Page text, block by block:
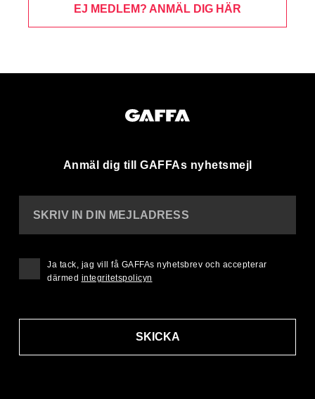
EJ MEDLEM? ANMÄL DIG HÄR
Anmäl dig till GAFFAs nyhetsmejl
SKRIV IN DIN MEJLADRESS
SKICKA
Ja tack, jag vill få GAFFAs nyhetsbrev och accepterar
därmed integritetspolicyn